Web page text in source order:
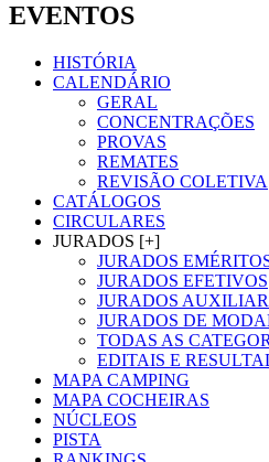
EVENTOS
HISTÓRIA
CALENDÁRIO
GERAL
CONCENTRAÇÕES
PROVAS
REMATES
REVISÃO COLETIVA
CATÁLOGOS
CIRCULARES
JURADOS [+]
JURADOS
JURADOS EFETIVOS
JURADOS
JURADOS DE
TODAS AS
EDITAIS E
MAPA CAMPING
MAPA COCHEIRAS
NÚCLEOS
PISTA